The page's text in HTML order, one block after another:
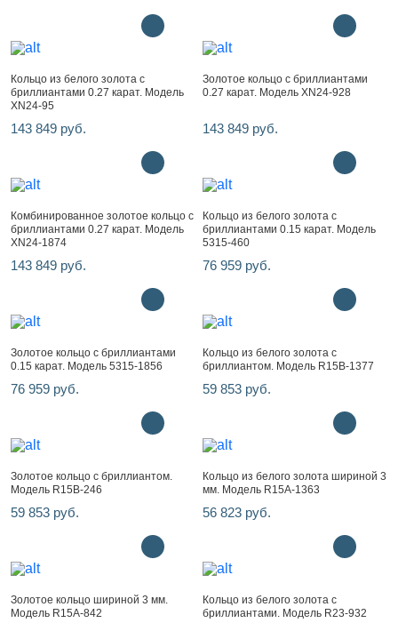
Кольцо из белого золота с
бриллиантами 0.27 карат. Модель
XN24-95
143 849 руб.
Золотое кольцо с бриллиантами
0.27 карат. Модель XN24-928
143 849 руб.
Комбинированное золотое кольцо с
бриллиантами 0.27 карат. Модель
XN24-1874
143 849 руб.
Кольцо из белого золота с
бриллиантами 0.15 карат. Модель
5315-460
76 959 руб.
Золотое кольцо с бриллиантами
0.15 карат. Модель 5315-1856
76 959 руб.
Кольцо из белого золота с
бриллиантом. Модель R15B-1377
59 853 руб.
Золотое кольцо с бриллиантом.
Модель R15B-246
59 853 руб.
Кольцо из белого золота шириной 3
мм. Модель R15A-1363
56 823 руб.
Золотое кольцо шириной 3 мм.
Модель R15A-842
Кольцо из белого золота с
бриллиантами. Модель R23-932